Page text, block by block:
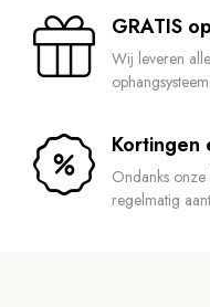
GRATIS
Wij leveren
Kortingen
Ondanks
regelmatig